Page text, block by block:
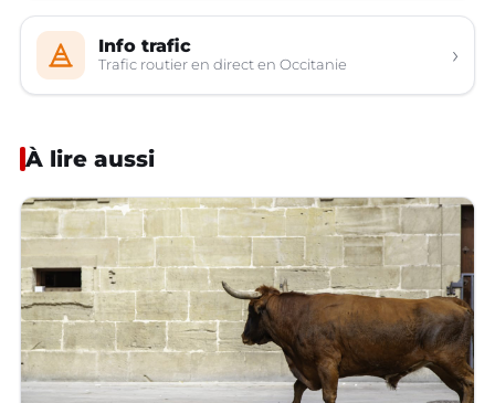
Info trafic
Trafic routier en direct en Occitanie ›
À lire aussi